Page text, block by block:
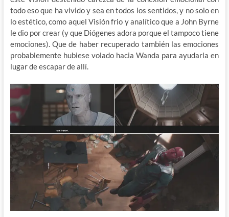
todo eso que ha vivido y sea en todos los sentidos, y no solo en
lo estético, como aquel Visión frio y analítico que a John Byrne
le dio por crear (y que Diógenes adora porque el tampoco tiene
emociones). Que de haber recuperado también las emociones
probablemente hubiese volado hacia Wanda para ayudarla en
lugar de escapar de allí.